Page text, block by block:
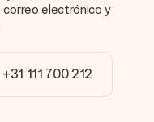
Así, tu obsequio
directamente al
de entrega y
correo electrónico y
+31 111 700 212